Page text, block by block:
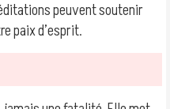
peuvent soutenir
paix d’esprit.